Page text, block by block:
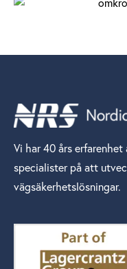
Vi har 40 års
specialister på att
vägsäkerhetslösningar.